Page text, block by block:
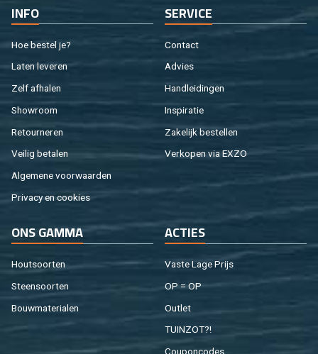
INFO
Hoe be­stel je?
Laten le­ve­ren
Zelf af­ha­len
Show­room
Re­tour­ne­ren
Vei­lig be­ta­len
Al­ge­me­ne voor­waar­den
Pri­va­cy en coo­kies
SER­VI­CE
Con­tact
Ad­vies
Hand­lei­din­gen
In­spi­ra­tie
Za­ke­lijk be­stel­len
Ver­ko­pen via EXZO
ONS GAMMA
Hout­soor­ten
Steen­soor­ten
Bouw­ma­te­ri­a­len
AC­TIES
Vaste Lage Prijs
OP = OP
Out­let
TUIN­ZOT?!
Cou­pon­co­des